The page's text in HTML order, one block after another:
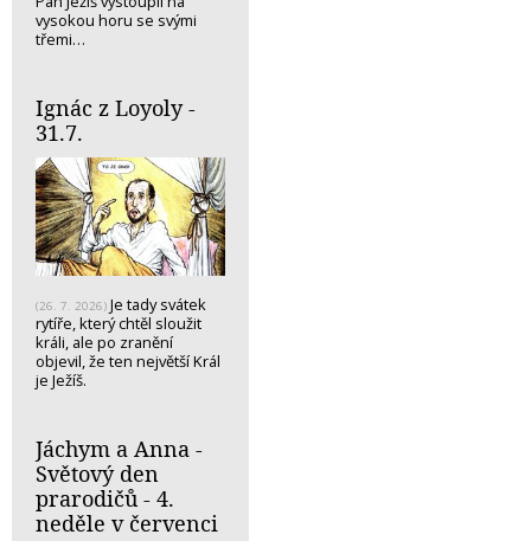
vysokou horu se svými
třemi…
Ignác z Loyoly -
31.7.
(26. 7. 2026) Je tady svátek
rytíře, který chtěl sloužit
králi, ale po zranění
objevil, že ten největší Král
je Ježíš.
Jáchym a Anna -
Světový den
prarodičů - 4.
neděle v červenci